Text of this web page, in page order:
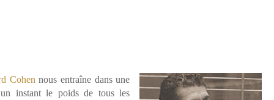
Cohen nous entraîne dans une
instant le poids de tous les